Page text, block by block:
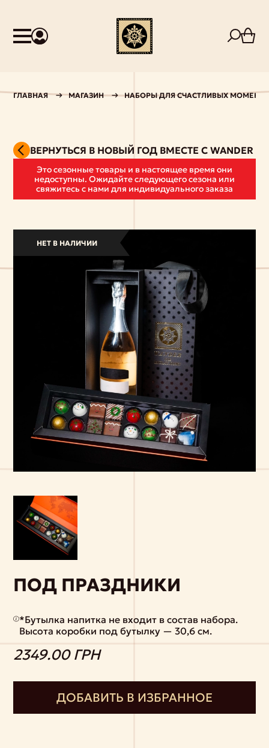
ГЛАВНАЯ МАГАЗИН НАБОРЫ ДЛЯ СЧАСТЛИВЫХ
ВЕРНУТЬСЯ В НОВЫЙ ГОД ВМЕСТЕ С WАNDER
Это сезонные товары и в настоящее время они
недоступны. Ожидайте следующего сезона или
свяжитесь с нами для индивидуального заказа
НЕТ В НАЛИЧИИ
ПОД ПРАЗДНИКИ
*Бутылка напитка не входит в состав набора.
Высота коробки под бутылку — 30,6 см.
2349.00 ГРН
ДОБАВИТЬ В ИЗБРАННОЕ